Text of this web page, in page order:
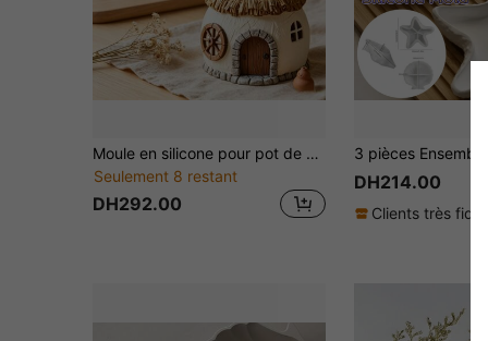
Moule en silicone pour pot de plante grasse et bougeoir de style cottage campagnard; Moules en silicone pour béton, ciment et plâtre; Moules d'artisanat convenant pour la décoration intérieure et les travaux manuels; Spécialement conçu pour les amateurs de DIY et d'artisanat
Seulement 8 restant
DH292.00
DH214.00
Clients très